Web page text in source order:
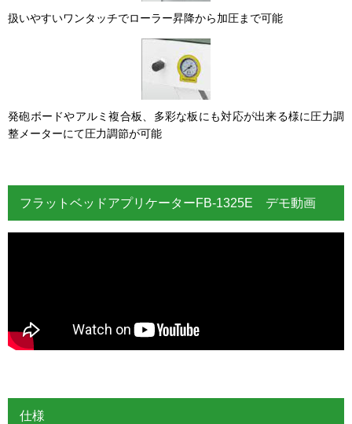
扱いやすいワンタッチでローラー昇降から加圧まで可能
発砲ボードやアルミ複合板、多彩な板にも対応が出来る様に圧力調
整メーターにて圧力調節が可能
フラットベッドアプリケーターFB-1325E デモ動画
仕様